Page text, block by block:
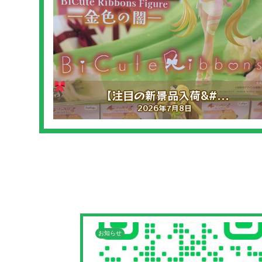
公式LINEアカウン...
2026年3月25日
お知らせ